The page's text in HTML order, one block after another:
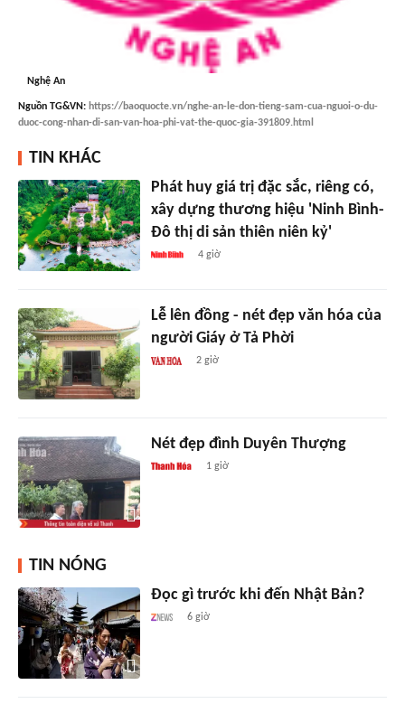
Nghệ An
Nguồn TG&VN: https://baoquocte.vn/nghe-an-le-don-tieng-sam-cua-nguoi-o-du-
duoc-cong-nhan-di-san-van-hoa-phi-vat-the-quoc-gia-391809.html
TIN KHÁC
Phát huy giá trị đặc sắc, riêng có,
xây dựng thương hiệu 'Ninh Bình-
Đô thị di sản thiên niên kỷ'
4 giờ
Lễ lên đồng - nét đẹp văn hóa của
người Giáy ở Tả Phời
2 giờ
Nét đẹp đình Duyên Thượng
1 giờ
TIN NÓNG
Đọc gì trước khi đến Nhật Bản?
6 giờ